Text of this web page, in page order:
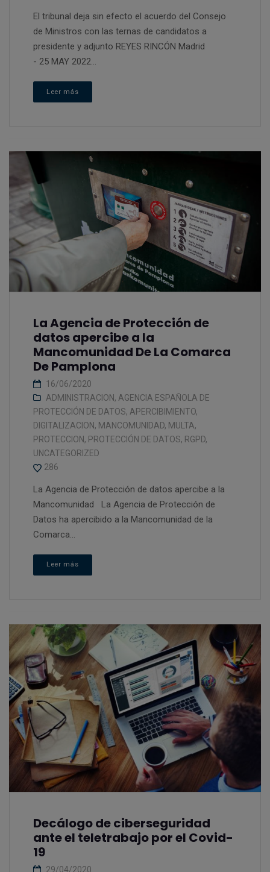
El tribunal deja sin efecto el acuerdo del Consejo
de Ministros con las ternas de candidatos a
presidente y adjunto REYES RINCÓN Madrid
- 25 MAY 2022...
Leer más
La Agencia de Protección de
datos apercibe a la
Mancomunidad De La Comarca
De Pamplona
16/06/2020
ADMINISTRACION, AGENCIA ESPAÑOLA DE
PROTECCIÓN DE DATOS, APERCIBIMIENTO,
DIGITALIZACION, MANCOMUNIDAD, MULTA,
PROTECCION, PROTECCIÓN DE DATOS, RGPD,
UNCATEGORIZED
286
La Agencia de Protección de datos apercibe a la
Mancomunidad La Agencia de Protección de
Datos ha apercibido a la Mancomunidad de la
Comarca...
Leer más
Decálogo de ciberseguridad
ante el teletrabajo por el Covid-
19
29/04/2020